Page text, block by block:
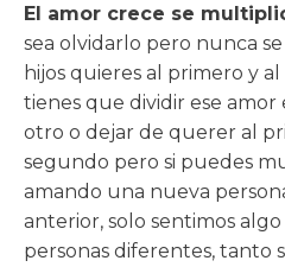
El amor crece se
sea olvidarlo pero nunca
hijos quieres al primero y
tienes que dividir ese amor
otro o dejar de querer al
segundo pero si puedes
amando una nueva
anterior, solo sentimos
personas diferentes, tanto